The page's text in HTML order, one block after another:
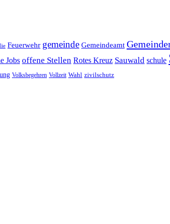
Feuerwehr gemeinde Gemeindeamt
Jobs offene Stellen Rotes Kreuz Sauwald schule
Volksbegehren Vollzeit Wahl zivilschutz